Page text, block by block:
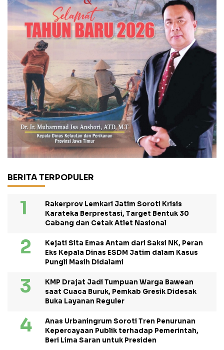
BERITA TERPOPULER
Rakerprov Lemkari Jatim Soroti Krisis
Karateka Berprestasi, Target Bentuk 30
Cabang dan Cetak Atlet Nasional
Kejati Sita Emas Antam dari Saksi NK, Peran
Eks Kepala Dinas ESDM Jatim dalam Kasus
Pungli Masih Didalami
KMP Drajat Jadi Tumpuan Warga Bawean
saat Cuaca Buruk, Pemkab Gresik Didesak
Buka Layanan Reguler
Anas Urbaningrum Soroti Tren Penurunan
Kepercayaan Publik terhadap Pemerintah,
Beri Lima Saran untuk Presiden